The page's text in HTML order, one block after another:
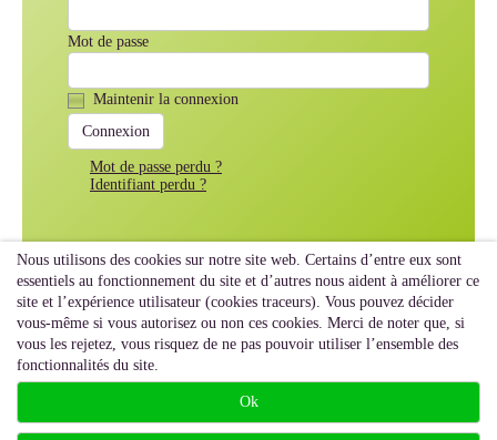
Mot de passe
Maintenir la connexion
Mot de passe perdu ?
Identifiant perdu ?
Nous utilisons des cookies sur notre site web. Certains d’entre eux sont
essentiels au fonctionnement du site et d’autres nous aident à améliorer ce
site et l’expérience utilisateur (cookies traceurs). Vous pouvez décider
vous-même si vous autorisez ou non ces cookies. Merci de noter que, si
vous les rejetez, vous risquez de ne pas pouvoir utiliser l’ensemble des
fonctionnalités du site.
Ok